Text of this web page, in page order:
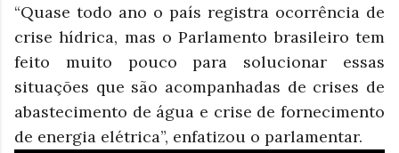
“Quase todo ano o país registra ocorrência de
crise hídrica, mas o Parlamento brasileiro tem
feito muito pouco para solucionar essas
situações que são acompanhadas de crises de
abastecimento de água e crise de fornecimento
de energia elétrica”, enfatizou o parlamentar.